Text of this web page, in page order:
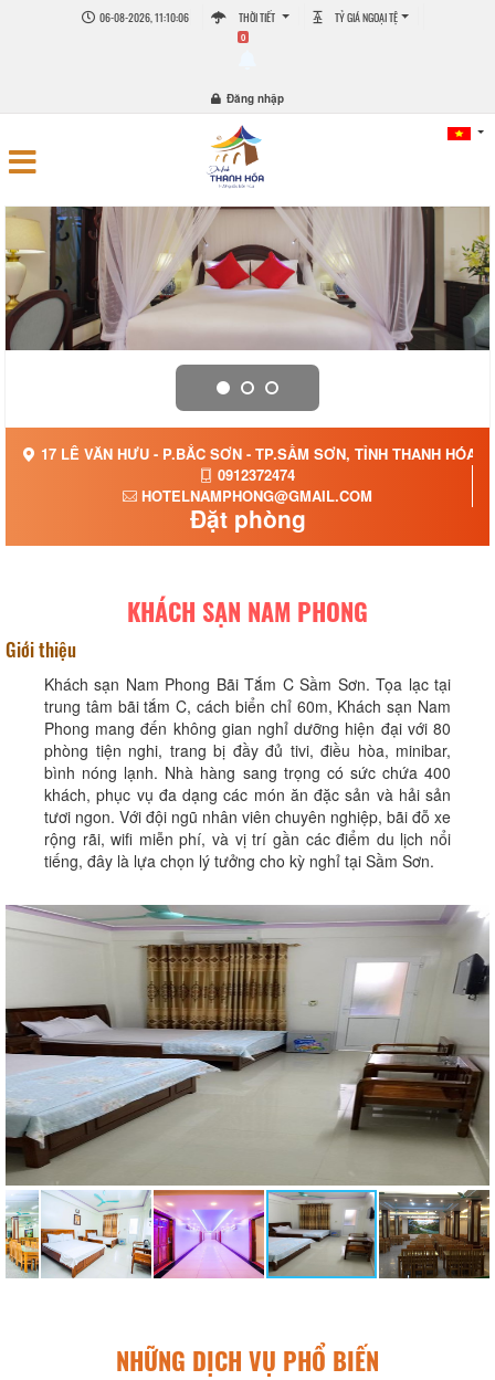
06-08-2026, 11:10:07 THỜI TIẾT TỶ GIÁ NGOẠI TỆ
0
Đăng nhập
17 LÊ VĂN HƯU - P.BẮC SƠN - TP.SẦM SƠN, TỈNH THANH HÓA
0912372474
HOTELNAMPHONG@GMAIL.COM
Đặt phòng
KHÁCH SẠN NAM PHONG
Giới thiệu
Khách sạn Nam Phong Bãi Tắm C Sầm Sơn. Tọa lạc tại
trung tâm bãi tắm C, cách biển chỉ 60m, Khách sạn Nam
Phong mang đến không gian nghỉ dưỡng hiện đại với 80
phòng tiện nghi, trang bị đầy đủ tivi, điều hòa, minibar,
bình nóng lạnh. Nhà hàng sang trọng có sức chứa 400
khách, phục vụ đa dạng các món ăn đặc sản và hải sản
tươi ngon. Với đội ngũ nhân viên chuyên nghiệp, bãi đỗ xe
rộng rãi, wifi miễn phí, và vị trí gần các điểm du lịch nổi
tiếng, đây là lựa chọn lý tưởng cho kỳ nghỉ tại Sầm Sơn.
NHỮNG DỊCH VỤ PHỔ BIẾN